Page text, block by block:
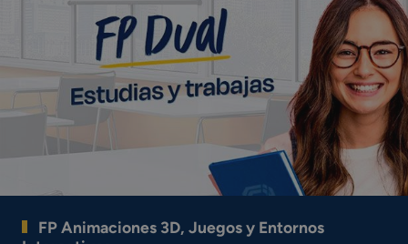
FP Animaciones 3D, Juegos y Entornos